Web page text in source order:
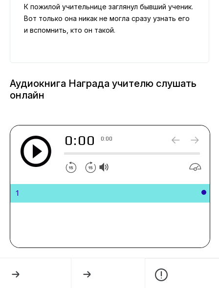
К пожилой учительнице заглянул бывший ученик.
Вот только она никак не могла сразу узнать его
и вспомнить, кто он такой.
Аудиокнига Награда учителю слушать
онлайн
0:00 0:00
1